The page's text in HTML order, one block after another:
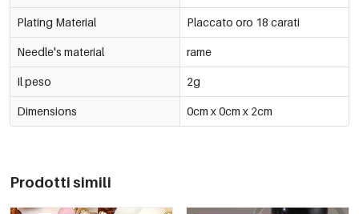
Plating Material Placcato oro 18 carati
Needle's material rame
Il peso 2g
Dimensions 0cm x 0cm x 2cm
Prodotti simili